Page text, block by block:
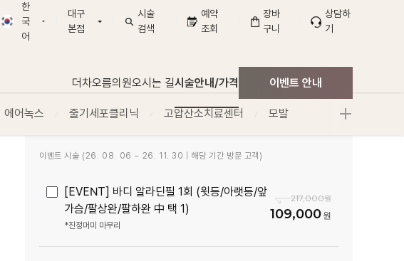
한
국
어
繁體字
Tiếng Việt
대구
본점
대구본점
시술
검색
예약
조회
장바
구니
상담하
기
더차오름의원오시는 길시술안내/가격 이벤트 안내
에어녹스 줄기세포클리닉 고압산소치료센터 모발
이벤트 시술 (26. 08. 06 ~ 26. 11. 30 | 해당 기간 방문 고객)
[EVENT] 바디 알라딘필 1회 (윗등/아랫등/앞
가슴/팔상완/팔하완 中 택 1)
*진정머미 마무리
217,000
109,000